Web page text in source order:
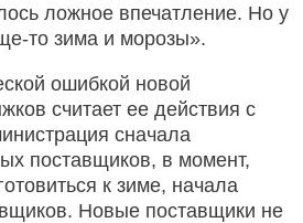
ложное впечатление. Но у
то зима и морозы».
ошибкой новой
считает ее действия с
сначала
поставщиков, в момент,
к зиме, начала
Новые поставщики не